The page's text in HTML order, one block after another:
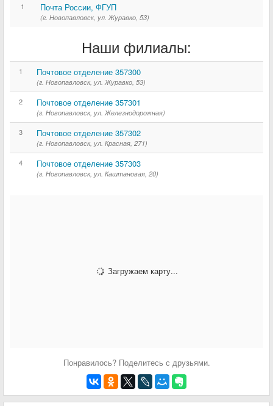
1 Почта России, ФГУП
(г. Новопавловск, ул. Журавко, 53)
Наши филиалы:
1 Почтовое отделение 357300
(г. Новопавловск, ул. Журавко, 53)
2 Почтовое отделение 357301
(г. Новопавловск, ул. Железнодорожная)
3 Почтовое отделение 357302
(г. Новопавловск, ул. Красная, 271)
4 Почтовое отделение 357303
(г. Новопавловск, ул. Каштановая, 20)
Загружаем карту...
Понравилось? Поделитесь с друзьями.